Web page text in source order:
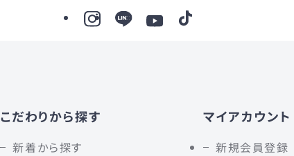
こだわりから探す
新着から探す
マイアカウント
新規会員登録